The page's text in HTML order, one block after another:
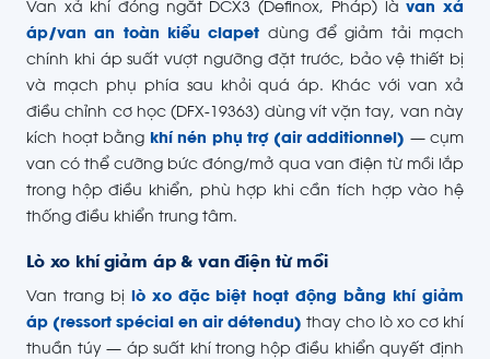
Van xả khí đóng ngắt DCX3 (Definox, Pháp) làvan xả
áp/van an toàn kiểu clapet dùng để giảm tải mạch
chính khi áp suất vượt ngưỡng đặt trước, bảo vệ thiết bị
và mạch phụ phía sau khỏi quá áp. Khác với van xả
điều chỉnh cơ học (DFX-19363) dùng vít vặn tay, van này
kích hoạt bằng khí nén phụ trợ (air additionnel) — cụm
van có thể cưỡng bức đóng/mở qua van điện từ mồi lắp
trong hộp điều khiển, phù hợp khi cần tích hợp vào hệ
thống điều khiển trung tâm.
Lò xo khí giảm áp & van điện từ mồi
Van trang bị lò xo đặc biệt hoạt động bằng khí giảm
áp (ressort spécial en air détendu) thay cho lò xo cơ khí
thuần túy — áp suất khí trong hộp điều khiển quyết định